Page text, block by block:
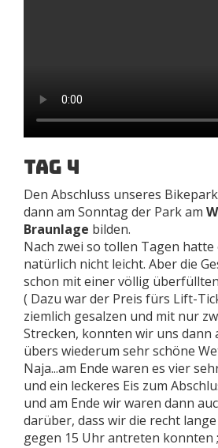
Tag 4
Den Abschluss unseres
dann am Sonntag der Park am
Braunlage bilden.
Nach zwei so tollen Tagen
natürlich nicht leicht. Aber die
schon mit einer völlig
( Dazu war der Preis fürs Lift-
ziemlich gesalzen und mit nur
Strecken, konnten wir uns dann
übers wiederum sehr schöne
Naja...am Ende waren es vier
und ein leckeres Eis zum
und am Ende wir waren dann
darüber, dass wir die recht
gegen 15 Uhr antreten konnten